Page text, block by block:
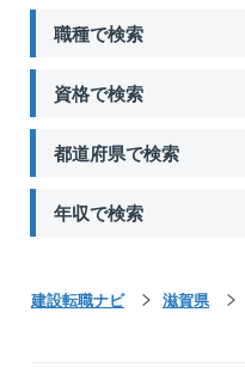
上げられます。
職種で検索
資格で検索
都道府県で検索
年収で検索
建設転職ナビ 滋賀県